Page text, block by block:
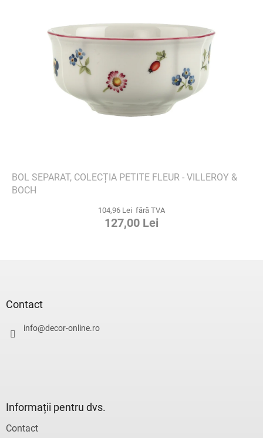
BOL SEPARAT, COLECȚIA PETITE FLEUR - VILLEROY &
BOCH
104,96 Lei fără TVA
127,00 Lei
Contact
info@decor-online.ro
Informații pentru dvs.
Contact